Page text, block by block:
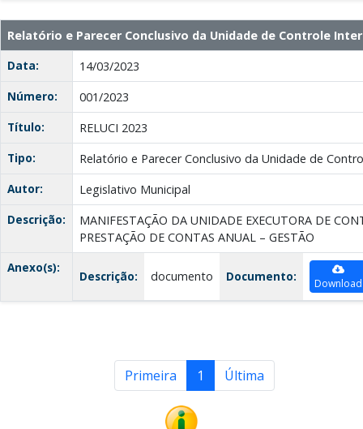
Relatório e Parecer Conclusivo da Unidade de Controle
Data:
14/03/2023
Número:
001/2023
Título:
RELUCI 2023
Tipo:
Relatório e Parecer Conclusivo da Unidade de
Autor:
Legislativo Municipal
Descrição:
MANIFESTAÇÃO DA UNIDADE EXECUTORA DE
PRESTAÇÃO DE CONTAS ANUAL – GESTÃO
Anexo(s):
Descrição: documento Documento: Download
Primeira 1 Última